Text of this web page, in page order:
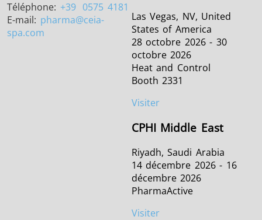
Téléphone: +39 0575 4181
E-mail: pharma@ceia-
spa.com
Las Vegas, NV, United
States of America
28 octobre 2026 - 30
octobre 2026
Heat and Control
Booth 2331
Visiter
CPHI Middle East
Riyadh, Saudi Arabia
14 décembre 2026 - 16
décembre 2026
PharmaActive
Visiter